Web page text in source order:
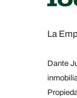
La
Dante